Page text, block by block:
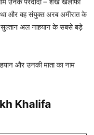
और वह संयुक्त अरब अमीरात के
अल नाहयान के सबसे बड़े
और उनकी माता का नाम
Khalifa